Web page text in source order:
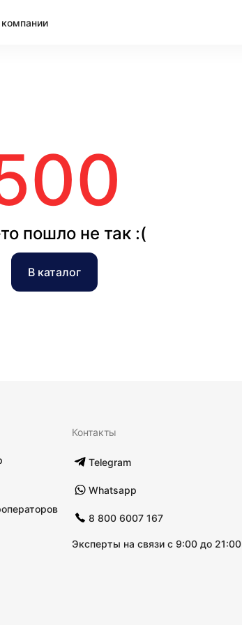
пошло не так :(
В каталог
Контакты
Telegram
Whatsapp
8 800 6007 167
Эксперты на связи с 9:00 до 21:00